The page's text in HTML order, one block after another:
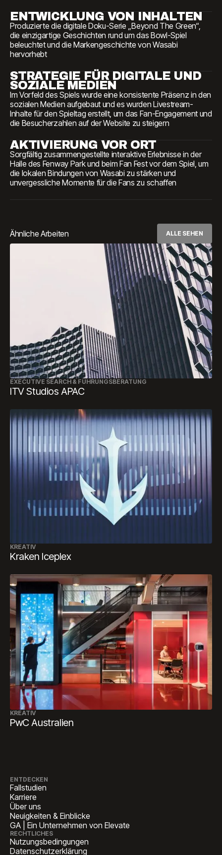
ENTWICKLUNG VON INHALTEN
Produzierte die digitale Doku-Serie „Beyond The Green“,
die einzigartige Geschichten rund um das Bowl-Spiel
beleuchtet und die Markengeschichte von Wasabi
hervorhebt
STRATEGIE FÜR DIGITALE UND
SOZIALE MEDIEN
Im Vorfeld des Spiels wurde eine konsistente Präsenz in den
sozialen Medien aufgebaut und es wurden Livestream-
Inhalte für den Spieltag erstellt, um das Fan-Engagement und
die Besucherzahlen auf der Website zu steigern
AKTIVIERUNG VOR ORT
Sorgfältig zusammengestellte interaktive Erlebnisse in der
Halle des Fenway Park und beim Fan Fest vor dem Spiel, um
die lokalen Bindungen von Wasabi zu stärken und
unvergessliche Momente für die Fans zu schaffen
Ähnliche Arbeiten ALLE SEHEN
EXECUTIVE SEARCH & FÜHRUNGSBERATUNG
ITV Studios APAC
KREATIV
Kraken Iceplex
KREATIV
PwC Australien
ENTDECKEN
Fallstudien
Karriere
Über uns
Neuigkeiten & Einblicke
GA | Ein Unternehmen von Elevate
RECHTLICHES
Nutzungsbedingungen
Datenschutzerklärung